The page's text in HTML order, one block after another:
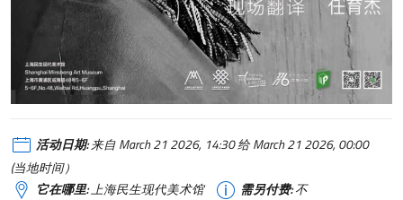
活动日期:来自 March 21 2026, 14:30 给 March 21 2026, 00:00
(当地时间）
它在哪里:上海民生现代美术馆 需另付费:不